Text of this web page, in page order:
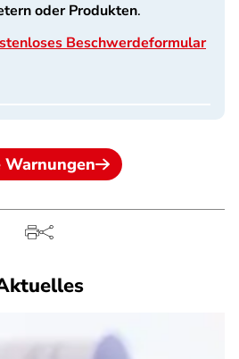
oder Produkten.
Beschwerdeformular